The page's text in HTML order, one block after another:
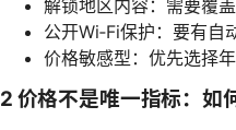
解锁地区内容：需要覆
公开Wi‑Fi保护：要有自
价格敏感型：优先选择
2 价格不是唯一指标：如